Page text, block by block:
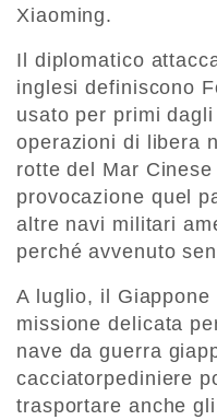
Xiaoming.
Il diplomatico
inglesi definiscono
usato per primi
operazioni di libera
rotte del Mar
provocazione quel
altre navi militari
perché avvenuto
A luglio, il Giappone
missione delicata
nave da guerra
cacciatorpediniere
trasportare anche